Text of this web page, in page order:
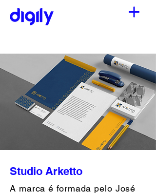
Studio Arketto
A marca é formada pelo José